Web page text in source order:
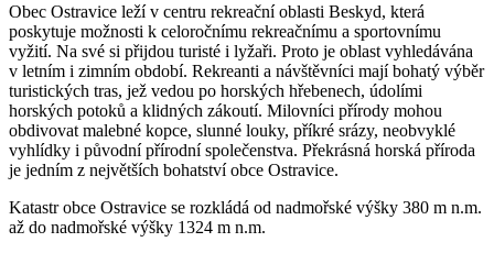
Obec Ostravice leží v centru rekreační oblasti Beskyd, která
poskytuje možnosti k celoročnímu rekreačnímu a sportovnímu
vyžití. Na své si přijdou turisté i lyžaři. Proto je oblast vyhledávána
v letním i zimním období. Rekreanti a návštěvníci mají bohatý výběr
turistických tras, jež vedou po horských hřebenech, údolími
horských potoků a klidných zákoutí. Milovníci přírody mohou
obdivovat malebné kopce, slunné louky, příkré srázy, neobvyklé
vyhlídky i původní přírodní společenstva. Překrásná horská příroda
je jedním z největších bohatství obce Ostravice.
Katastr obce Ostravice se rozkládá od nadmořské výšky 380 m n.m.
až do nadmořské výšky 1324 m n.m.